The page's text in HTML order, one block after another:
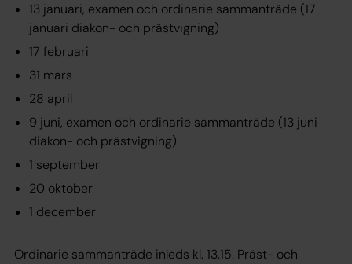
13 januari, examen och ordinarie sammanträde (17
januari diakon- och prästvigning)
17 februari
31 mars
28 april
9 juni, examen och ordinarie sammanträde (13 juni
diakon- och prästvigning)
1 september
20 oktober
1 december
Ordinarie sammanträde inleds kl. 13.15. Präst- och